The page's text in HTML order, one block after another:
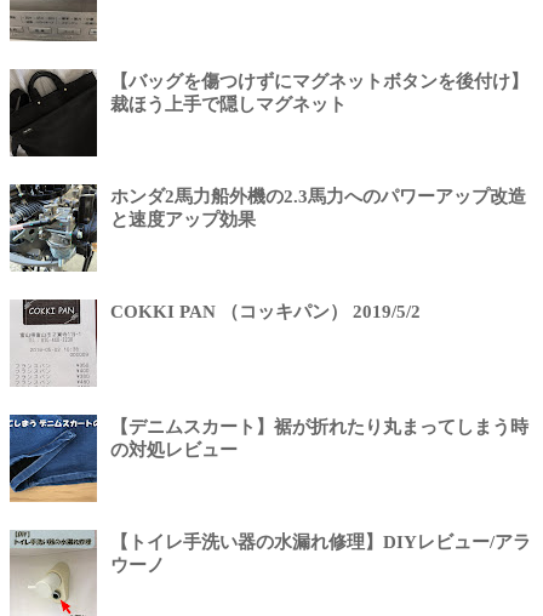
【バッグを傷つけずにマグネットボタンを後付け】
裁ほう上手で隠しマグネット
ホンダ2馬力船外機の2.3馬力へのパワーアップ改造
と速度アップ効果
COKKI PAN （コッキパン） 2019/5/2
【デニムスカート】裾が折れたり丸まってしまう時
の対処レビュー
【トイレ手洗い器の水漏れ修理】DIYレビュー/アラ
ウーノ